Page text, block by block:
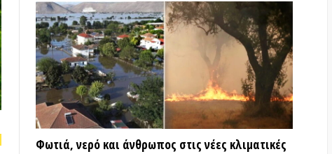
νερό και άνθρωπος στις νέες κλιματικές